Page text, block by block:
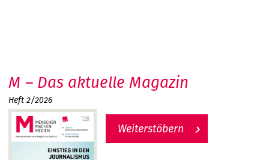
M – Das aktuelle Magazin
Heft 2/2026
Weiterstöbern